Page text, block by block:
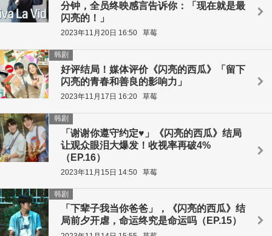
分钟，全员终映感言告诉你：「现在就是最
闪亮的！」
2023年11月20日 16:50 草莓
好评结局！媒体评价《闪亮的西瓜》「留下
闪亮的青春和善良的影响力」
韩剧
2023年11月17日 16:20 草莓
「谢谢你遵守约定♥」《闪亮的西瓜》结局
让观众眼泪大爆发！收视率再破4%
（EP.16）
韩剧
2023年11月15日 14:50 草莓
「下辈子我当你爸爸」，《闪亮的西瓜》结
局前夕开虐，命运终究是命运吗（EP.15）
韩剧